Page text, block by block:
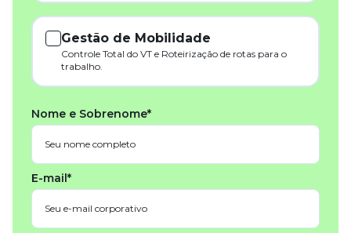
Gestão de Mobilidade
Controle Total do VT e Roteirização de rotas para o
trabalho.
Nome e Sobrenome*
E-mail*